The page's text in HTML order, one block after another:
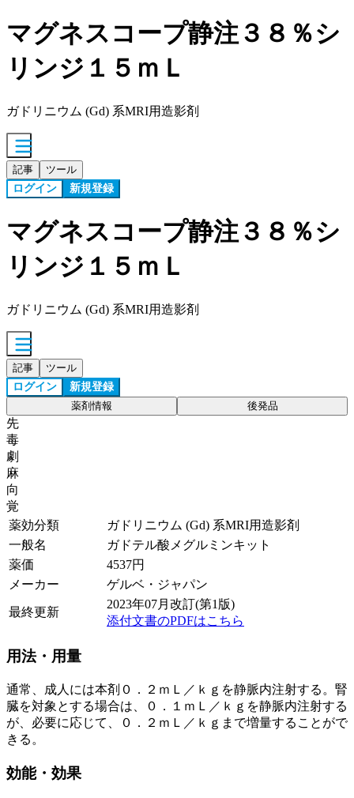
マグネスコープ静注３８％シ
リンジ１５ｍＬ
ガドリニウム (Gd) 系MRI用造影剤
記事 ツール
ログイン 新規登録
マグネスコープ静注３８％シ
リンジ１５ｍＬ
ガドリニウム (Gd) 系MRI用造影剤
記事 ツール
ログイン 新規登録
薬剤情報 後発品
先
毒
劇
麻
向
覚
薬効分類
ガドリニウム (Gd) 系MRI用造影剤
一般名
ガドテル酸メグルミンキット
薬価
4537円
メーカー
ゲルベ・ジャパン
最終更新
2023年07月改訂(第1版)
添付文書のPDFはこちら
用法・用量
通常、成人には本剤０．２ｍＬ／ｋｇを静脈内注射する。腎
臓を対象とする場合は、０．１ｍＬ／ｋｇを静脈内注射する
が、必要に応じて、０．２ｍＬ／ｋｇまで増量することがで
きる。
効能・効果